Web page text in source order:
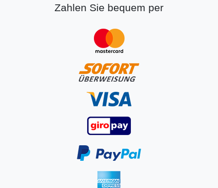
Zahlen Sie bequem per